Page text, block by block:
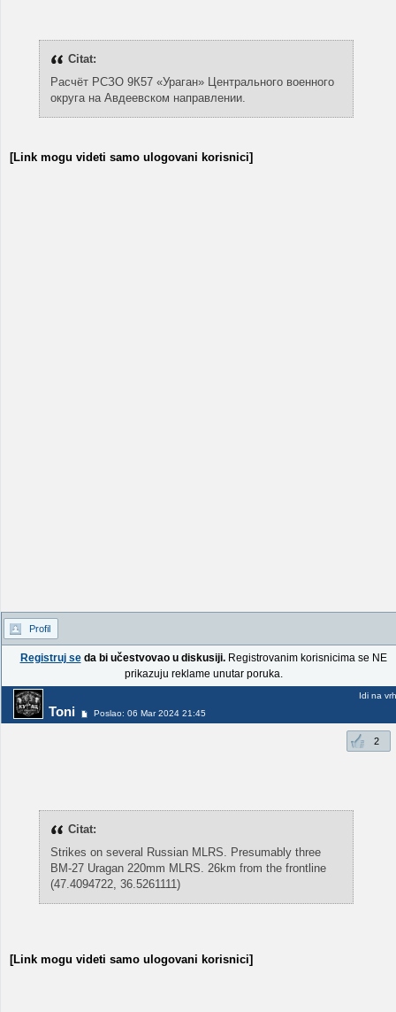
Citat:
Расчёт РСЗО 9К57 «Ураган» Центрального военного
округа на Авдеевском направлении.
[Link mogu videti samo ulogovani korisnici]
Profil
Registruj seda bi učestvovao u diskusiji.Registrovanim korisnicima se NE
prikazuju reklame unutar poruka.
Toni Poslao: 06 Mar 2024 21:45
Idi na vrh
2
Citat:
Strikes on several Russian MLRS. Presumably three
BM-27 Uragan 220mm MLRS. 26km from the frontline
(47.4094722, 36.5261111)
[Link mogu videti samo ulogovani korisnici]